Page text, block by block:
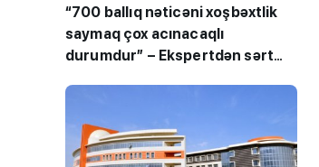
“700 ballıq nəticəni xoşbəxtlik
saymaq çox acınacaqlı
durumdur” – Ekspertdən sərt